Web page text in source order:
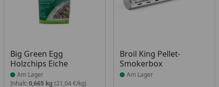
Big Green Egg
Holzchips Eiche
Produkt am Lager
Am Lager
Inhalt: 0,665 kg (21,04 €/kg)
Broil King Pellet-
Smokerbox
Produkt am Lager
Am Lager